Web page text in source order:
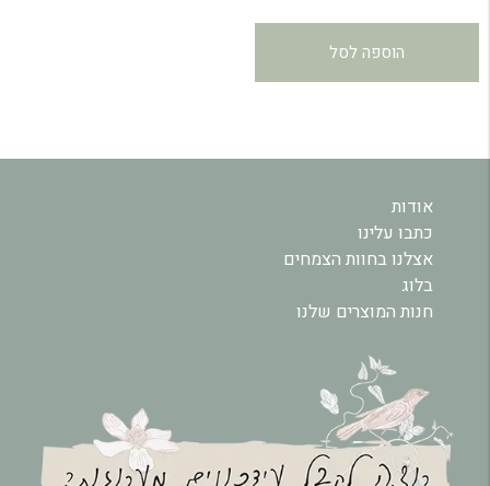
₪150.
הוספה לסל
אודות
כתבו עלינו
אצלנו בחוות הצמחים
בלוג
חנות המוצרים שלנו